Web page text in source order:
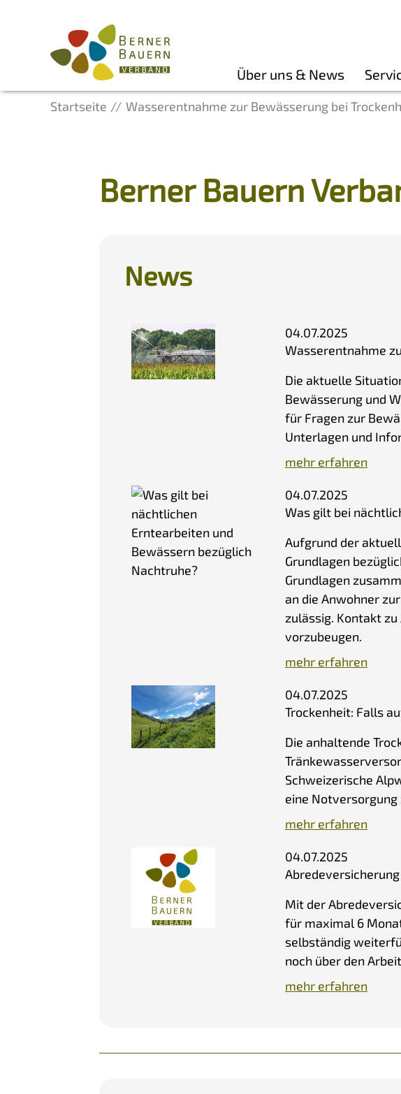
Über uns & News
Startseite Wasserentnahme zur Bewässerung bei
Berner Bauern
News
04.07.2025
Wasserentnahme
Die aktuelle
Bewässerung und
für Fragen zur
Unterlagen und
mehr erfahren
04.07.2025
Was gilt bei
Aufgrund der
Grundlagen
Grundlagen
an die Anwohner
zulässig. Kontakt
vorzubeugen.
mehr erfahren
04.07.2025
Trockenheit: Falls
Die anhaltende
Schweizerische
eine Notversorgung
mehr erfahren
04.07.2025
Abredeversicherung
Mit der
für maximal 6
selbständig
noch über den
mehr erfahren